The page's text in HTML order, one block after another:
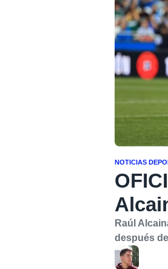
NOTICIAS
Raúl
después